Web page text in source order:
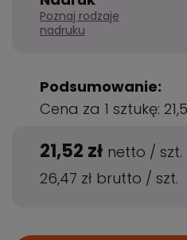
Poznaj rodzaje
nadruku
Podsumowanie:
Cena za 1 sztukę:
21,52 zł netto / szt.
26,47 zł brutto / szt.